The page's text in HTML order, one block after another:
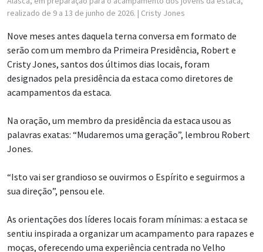
realizado de 9 a 13 de junho de 2026. | Cristy Jones
Nove meses antes daquela terna conversa em formato de
serão com um membro da Primeira Presidência, Robert e
Cristy Jones, santos dos últimos dias locais, foram
designados pela presidência da estaca como diretores de
acampamentos da estaca.
Na oração, um membro da presidência da estaca usou as
palavras exatas: “Mudaremos uma geração”, lembrou Robert
Jones.
“Isto vai ser grandioso se ouvirmos o Espírito e seguirmos a
sua direção”, pensou ele.
As orientações dos líderes locais foram mínimas: a estaca se
sentiu inspirada a organizar um acampamento para rapazes e
moças, oferecendo uma experiência centrada no Velho